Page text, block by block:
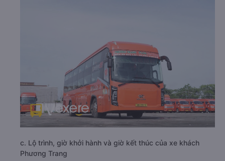
c. Lộ trình, giờ khởi hành và giờ kết thúc của xe khách
Phương Trang